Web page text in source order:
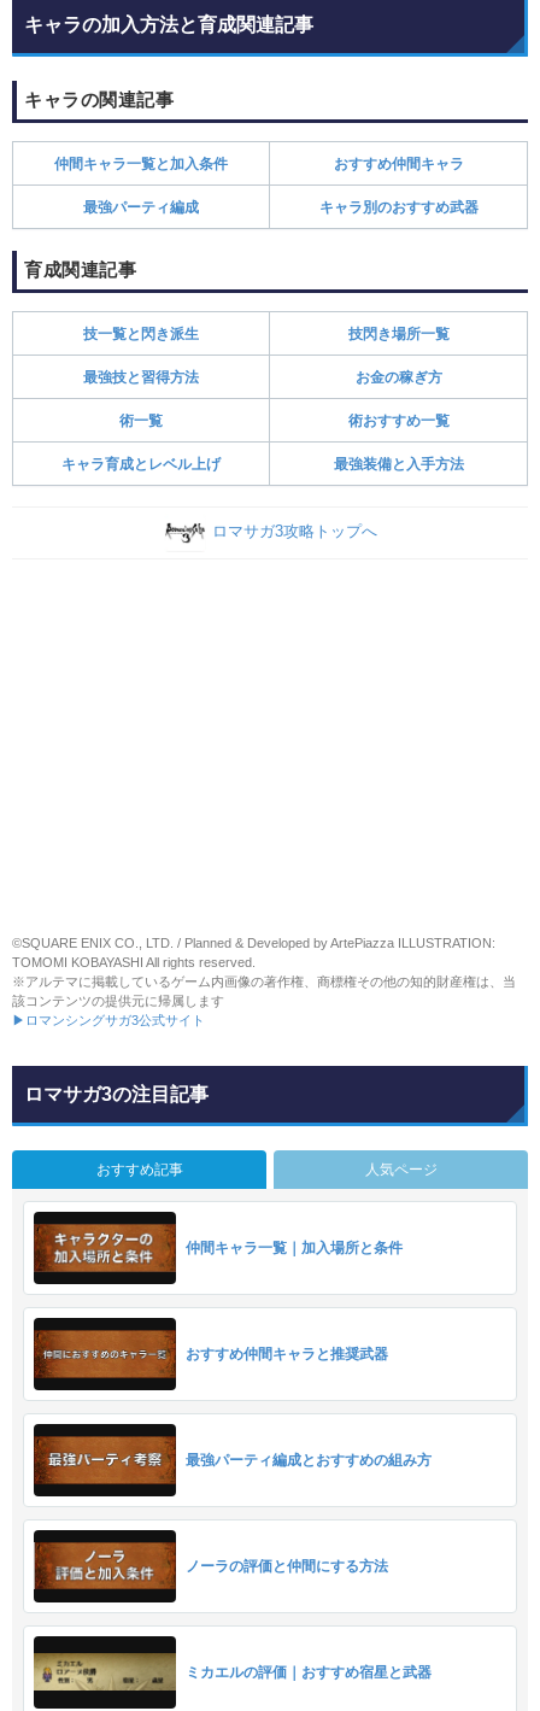
キャラの加入方法と育成関連記事
キャラの関連記事
仲間キャラ一覧と加入条件 おすすめ仲間キャラ
最強パーティ編成 キャラ別のおすすめ武器
育成関連記事
技一覧と閃き派生 技閃き場所一覧
最強技と習得方法 お金の稼ぎ方
術一覧 術おすすめ一覧
キャラ育成とレベル上げ 最強装備と入手方法
ロマサガ3攻略トップへ
©SQUARE ENIX CO., LTD. / Planned & Developed by ArtePiazza ILLUSTRATION:
TOMOMI KOBAYASHI All rights reserved.
※アルテマに掲載しているゲーム内画像の著作権、商標権その他の知的財産権は、当
該コンテンツの提供元に帰属します
▶ロマンシングサガ3公式サイト
ロマサガ3の注目記事
おすすめ記事 人気ページ
仲間キャラ一覧｜加入場所と条件
おすすめ仲間キャラと推奨武器
最強パーティ編成とおすすめの組み方
ノーラの評価と仲間にする方法
ミカエルの評価｜おすすめ宿星と武器